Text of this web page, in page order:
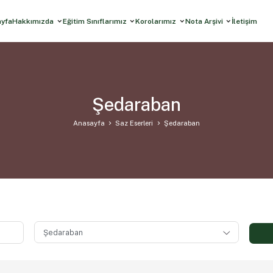
Hakkımızda Eğitim Sınıflarımız Korolarımız Nota Arşivi İletişim
Şedaraban
Anasayfa Saz Eserleri Şedaraban